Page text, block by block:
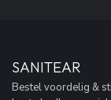
SANITEAR
Bestel voordelig &